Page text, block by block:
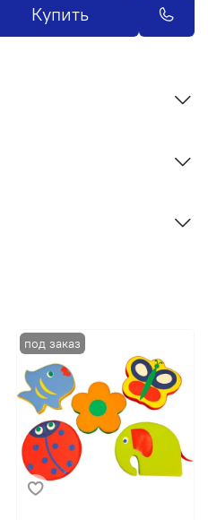
Купить